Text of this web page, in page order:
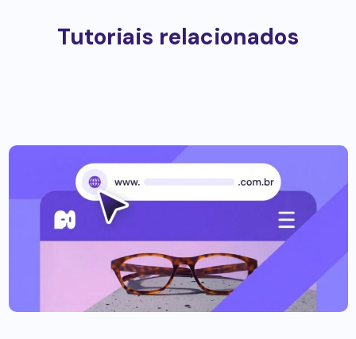
Tutoriais relacionados